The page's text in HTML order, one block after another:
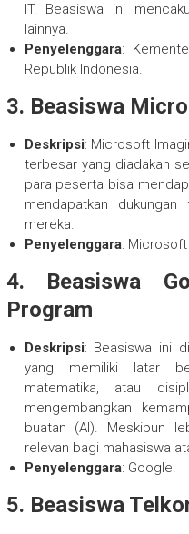
IT. Beasiswa ini
lainnya.
Penyelenggara:
Republik Indonesia.
3. Beasiswa
Deskripsi: Microsoft
terbesar yang diadakan
para peserta bisa
mendapatkan
mereka.
Penyelenggara:
4. Beasiswa
Program
Deskripsi: Beasiswa ini
yang memiliki latar
matematika, atau
mengembangkan
buatan (AI). Meskipun
relevan bagi mahasiswa
Penyelenggara: Google.
5. Beasiswa